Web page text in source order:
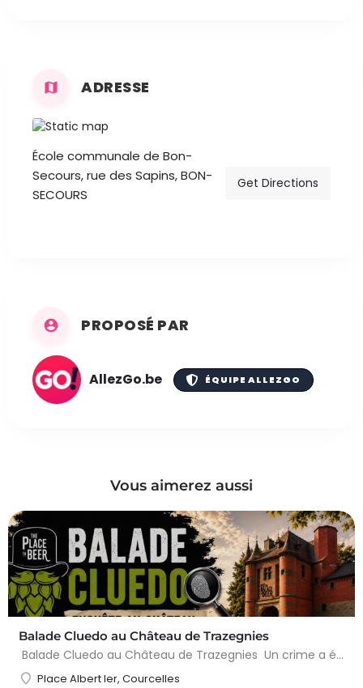
ADRESSE
École communale de Bon-
Secours, rue des Sapins, BON-
SECOURS
Get Directions
PROPOSÉ PAR
AllezGo.be ÉQUIPE ALLEZGO
Vous aimerez aussi
Balade Cluedo au Château de Trazegnies
Balade Cluedo au Château de Trazegnies Un crime a été commis au Château de Trazegnies… À vous de résoudre…
Place Albert Ier, Courcelles